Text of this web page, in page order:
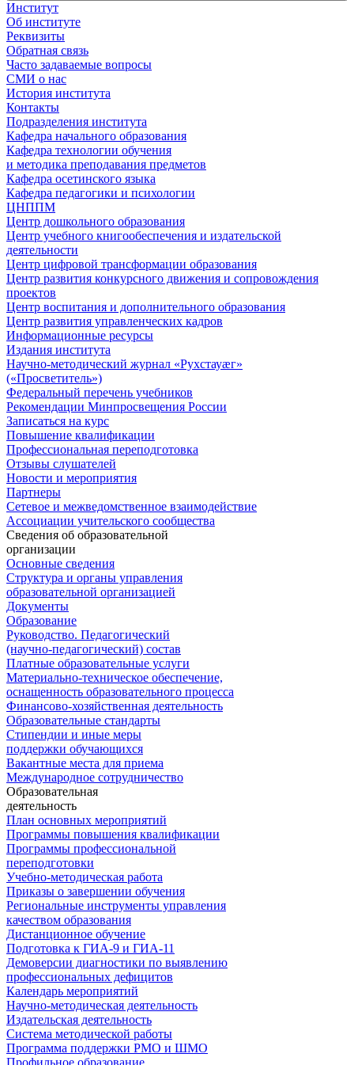
Институт
Об институте
Реквизиты
Обратная связь
Часто задаваемые вопросы
СМИ о нас
История института
Контакты
Подразделения института
Кафедра начального образования
Кафедра технологии обучения
и методика преподавания предметов
Кафедра осетинского языка
Кафедра педагогики и психологии
ЦНППМ
Центр дошкольного образования
Центр учебного книгообеспечения и издательской
деятельности
Центр цифровой трансформации образования
Центр развития конкурсного движения и сопровождения
проектов
Центр воспитания и дополнительного образования
Центр развития управленческих кадров
Информационные ресурсы
Издания института
Научно-методический журнал «Рухстауæг»
(«Просветитель»)
Федеральный перечень учебников
Рекомендации Минпросвещения России
Записаться на курс
Повышение квалификации
Профессиональная переподготовка
Отзывы слушателей
Новости и мероприятия
Партнеры
Сетевое и межведомственное взаимодействие
Ассоциации учительского сообщества
Сведения об образовательной
организации
Основные сведения
Структура и органы управления
образовательной организацией
Документы
Образование
Руководство. Педагогический
(научно-педагогический) состав
Платные образовательные услуги
Материально-техническое обеспечение,
оснащенность образовательного процесса
Финансово-хозяйственная деятельность
Образовательные стандарты
Стипендии и иные меры
поддержки обучающихся
Вакантные места для приема
Международное сотрудничество
Образовательная
деятельность
План основных мероприятий
Программы повышения квалификации
Программы профессиональной
переподготовки
Учебно-методическая работа
Приказы о завершении обучения
Региональные инструменты управления
качеством образования
Дистанционное обучение
Подготовка к ГИА-9 и ГИА-11
Демоверсии диагностики по выявлению
профессиональных дефицитов
Календарь мероприятий
Научно-методическая деятельность
Издательская деятельность
Система методической работы
Программа поддержки РМО и ШМО
Профильное образование